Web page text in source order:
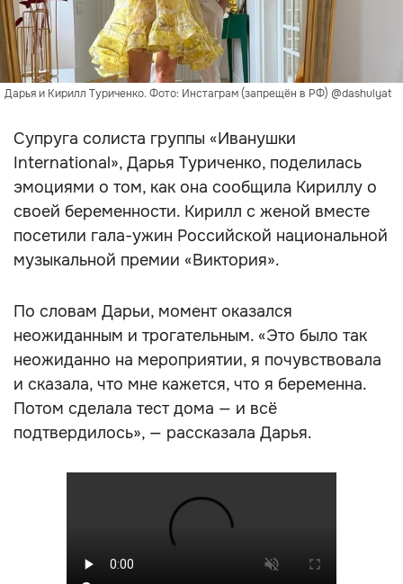
Дарья и Кирилл Туриченко. Фото: Инстаграм (запрещён в РФ) @dashulyat
Супруга солиста группы «Иванушки
International», Дарья Туриченко, поделилась
эмоциями о том, как она сообщила Кириллу о
своей беременности. Кирилл с женой вместе
посетили гала-ужин Российской национальной
музыкальной премии «Виктория».
По словам Дарьи, момент оказался
неожиданным и трогательным. «Это было так
неожиданно на мероприятии, я почувствовала
и сказала, что мне кажется, что я беременна.
Потом сделала тест дома — и всё
подтвердилось», — рассказала Дарья.